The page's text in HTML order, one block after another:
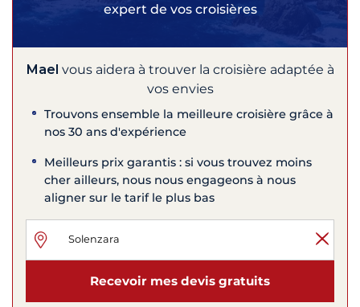
expert de vos croisières
Mael vous aidera à trouver la croisière adaptée à
vos envies
Trouvons ensemble la meilleure croisière grâce à
nos 30 ans d'expérience
Meilleurs prix garantis : si vous trouvez moins
cher ailleurs, nous nous engageons à nous
aligner sur le tarif le plus bas
Recevoir mes devis gratuits